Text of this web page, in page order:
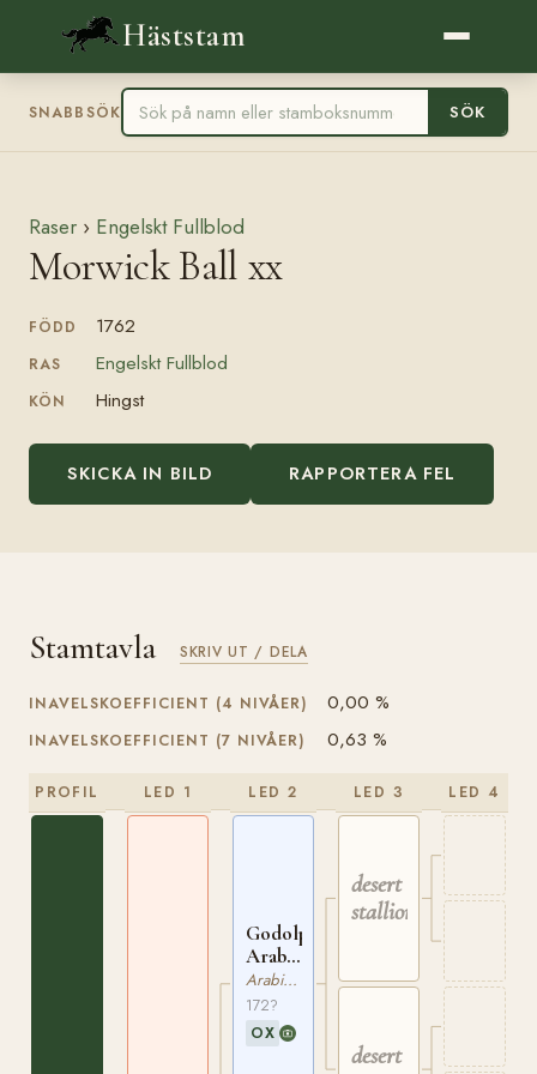
Häststam
SNABBSÖK SÖK
Raser › Engelskt Fullblod
Morwick Ball xx
FÖDD 1762
RAS Engelskt Fullblod
KÖN Hingst
SKICKA IN BILD RAPPORTERA FEL
Stamtavla SKRIV UT / DELA
INAVELSKOEFFICIENT (4 NIVÅER) 0,00 %
INAVELSKOEFFICIENT (7 NIVÅER) 0,63 %
PROFIL LED 1 LED 2
Godolphin
Arabian
ox
Arabiskt Fullblod
172?
OX
LED 3
desert
stallion
desert
LED 4